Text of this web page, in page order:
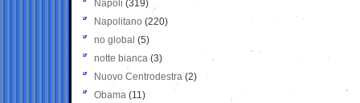
Napoli (319)
Napolitano (220)
no global (5)
notte bianca (3)
Nuovo Centrodestra (2)
Obama (11)